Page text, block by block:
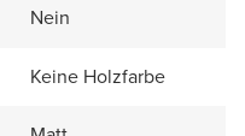
Nein
Keine Holzfarbe